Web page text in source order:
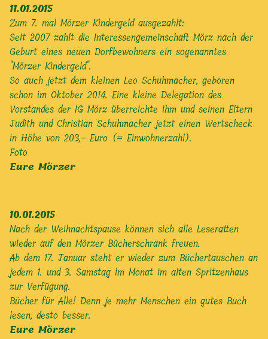
11.01.2015
Zum 7. mal Mörzer Kindergeld ausgezahlt:
Seit 2007 zahlt die Interessengemeinschaft Mörz nach der
Geburt eines neuen Dorfbewohners ein sogenanntes
"Mörzer Kindergeld".
So auch jetzt dem kleinen Leo Schuhmacher, geboren
schon im Oktober 2014. Eine kleine Delegation des
Vorstandes der IG Mörz überreichte ihm und seinen Eltern
Judith und Christian Schuhmacher jetzt einen Wertscheck
in Höhe von 203,- Euro (= Einwohnerzahl).
Foto
Eure Mörzer
10.01.2015
Nach der Weihnachtspause können sich alle Leseratten
wieder auf den Mörzer Bücherschrank freuen.
Ab dem 17. Januar steht er wieder zum Büchertauschen an
jedem 1. und 3. Samstag im Monat im alten Spritzenhaus
zur Verfügung.
Bücher für Alle! Denn je mehr Menschen ein gutes Buch
lesen, desto besser.
Eure Mörzer